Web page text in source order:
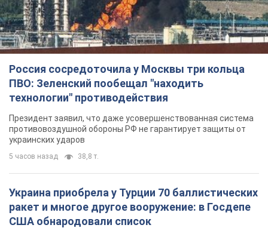
противовоздушной обороны РФ не гарантирует защиты от
украинских ударов
5 часов назад 38,8 т.
Украина приобрела у Турции 70 баллистических
ракет и многое другое вооружение: в Госдепе
США обнародовали список
Госдеп уже проинформировал об этом американский
Конгресс
"Нас услышали лишь одним ухом": в городах
Украины уже 24-й день подряд проходят
митинги в поддержку Федорова. Фото и видео